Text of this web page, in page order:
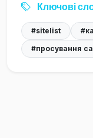
Ключові
#sitelist
#просування